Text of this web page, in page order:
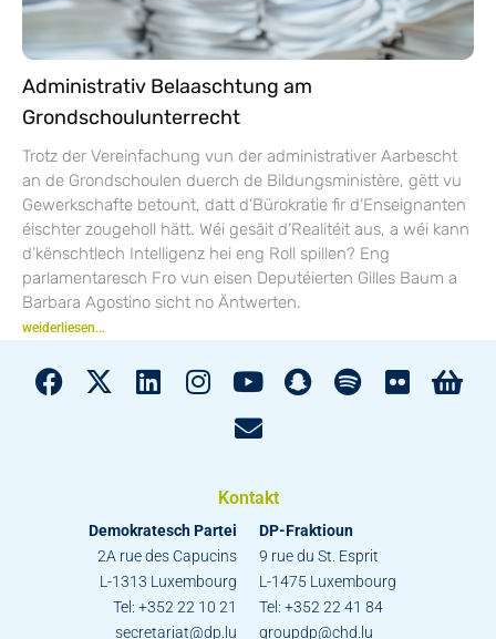
Administrativ Belaaschtung am
Grondschoulunterrecht
Trotz der Vereinfachung vun der administrativer Aarbescht
an de Grondschoulen duerch de Bildungsministère, gëtt vu
Gewerkschafte betount, datt d’Bürokratie fir d’Enseignanten
éischter zougeholl hätt. Wéi gesäit d’Realitéit aus, a wéi kann
d’kënschtlech Intelligenz hei eng Roll spillen? Eng
parlamentaresch Fro vun eisen Deputéierten Gilles Baum a
Barbara Agostino sicht no Äntwerten.
weiderliesen...
Kontakt
Demokratesch Partei
2A rue des Capucins
L-1313 Luxembourg
Tel: +352 22 10 21
secretariat@dp.lu
DP-Fraktioun
9 rue du St. Esprit
L-1475 Luxembourg
Tel: +352 22 41 84
groupdp@chd.lu